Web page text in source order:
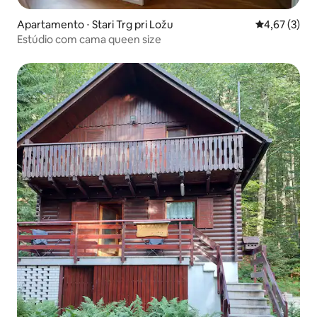
Apartamento ⋅ Stari Trg pri Ložu 4,67 de
4,67 (3)
Estúdio com cama queen size